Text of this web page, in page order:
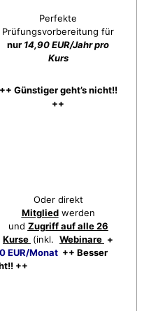
Perfekte
Prüfungsvorbereitung für
nur 14,90 EUR/Jahr pro
Kurs
++ Günstiger geht’s nicht!!
++
Oder direkt
Mitgliedwerden
und Zugriff auf alle 26
Kurse (inkl. Webinare +
EUR/Monat++ Besser
++